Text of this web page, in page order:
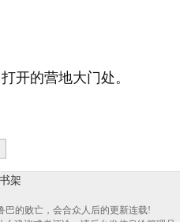
开的营地大门处。
架
巴的败亡，会合众人后的更新连载!